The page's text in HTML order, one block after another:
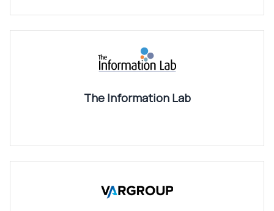
The Information Lab